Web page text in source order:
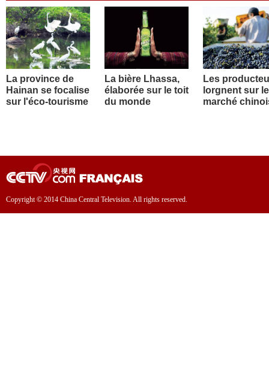
La province de
Hainan se focalise
sur l'éco-tourisme
La bière Lhassa,
élaborée sur le toit
du monde
Les
lorgnent sur le
marché
Copyright © 2014 China Central Television. All rights reserved.